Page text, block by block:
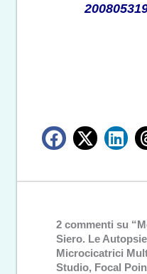
2 commenti su
Siero. Le
Microcicatrici
Studio, Focal